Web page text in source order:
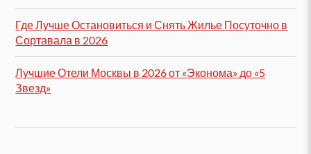
Где Лучше Остановиться и Снять Жилье Посуточно в
Сортавала в 2026
Лучшие Отели Москвы в 2026 от «Эконома» до «5
Звезд»